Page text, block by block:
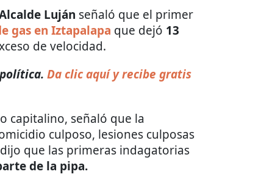
Luján señaló que el primer
gas en Iztapalapa que dejó 13
de velocidad.
Da clic aquí y recibe gratis
capitalino, señaló que la
culposo, lesiones culposas
que las primeras indagatorias
de la pipa.